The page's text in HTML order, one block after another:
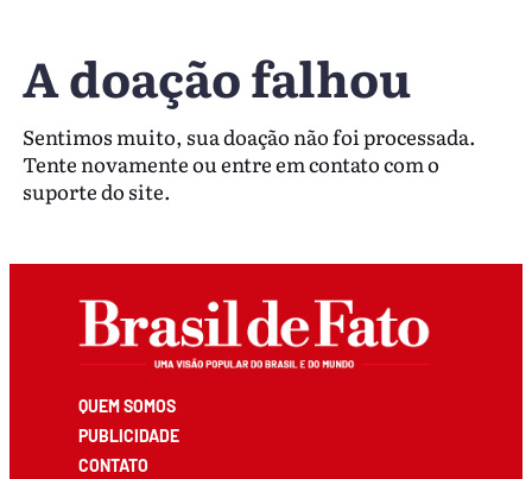
A doação falhou
Sentimos muito, sua doação não foi processada.
Tente novamente ou entre em contato com o
suporte do site.
QUEM SOMOS
PUBLICIDADE
CONTATO